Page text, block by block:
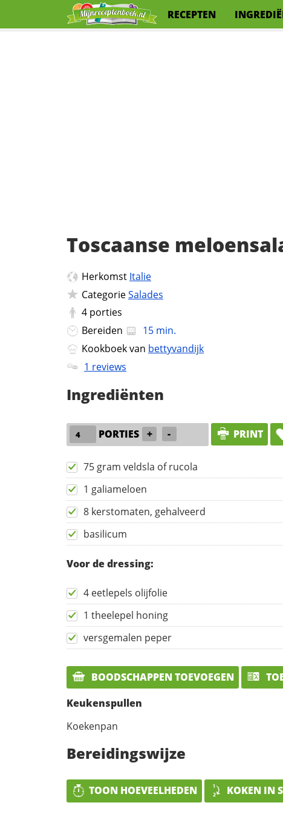
RECEPTEN
Toscaanse
Herkomst Italie
CategorieSalades
4 porties
Bereiden
15 min.
Kookboek van bettyvandijk
1 reviews
Ingrediënten
PORTIES + - PRINT
75 gram veldsla of rucola
1 galiameloen
8 kerstomaten, gehalveerd
basilicum
Voor de dressing:
4 eetlepels olijfolie
1 theelepel honing
versgemalen peper
BOODSCHAPPEN TOEVOEGEN
Keukenspullen
Koekenpan
Bereidingswijze
TOON HOEVEELHEDEN KOKEN IN